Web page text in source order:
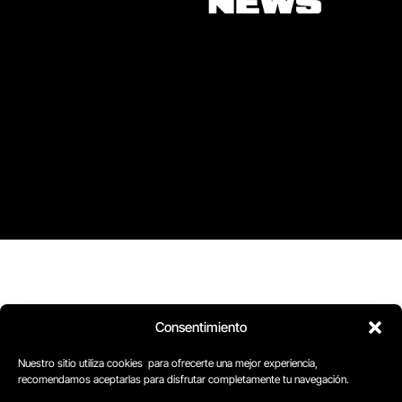
Consentimiento
Nuestro sitio utiliza cookies para ofrecerte una mejor experiencia,
recomendamos aceptarlas para disfrutar completamente tu navegación.